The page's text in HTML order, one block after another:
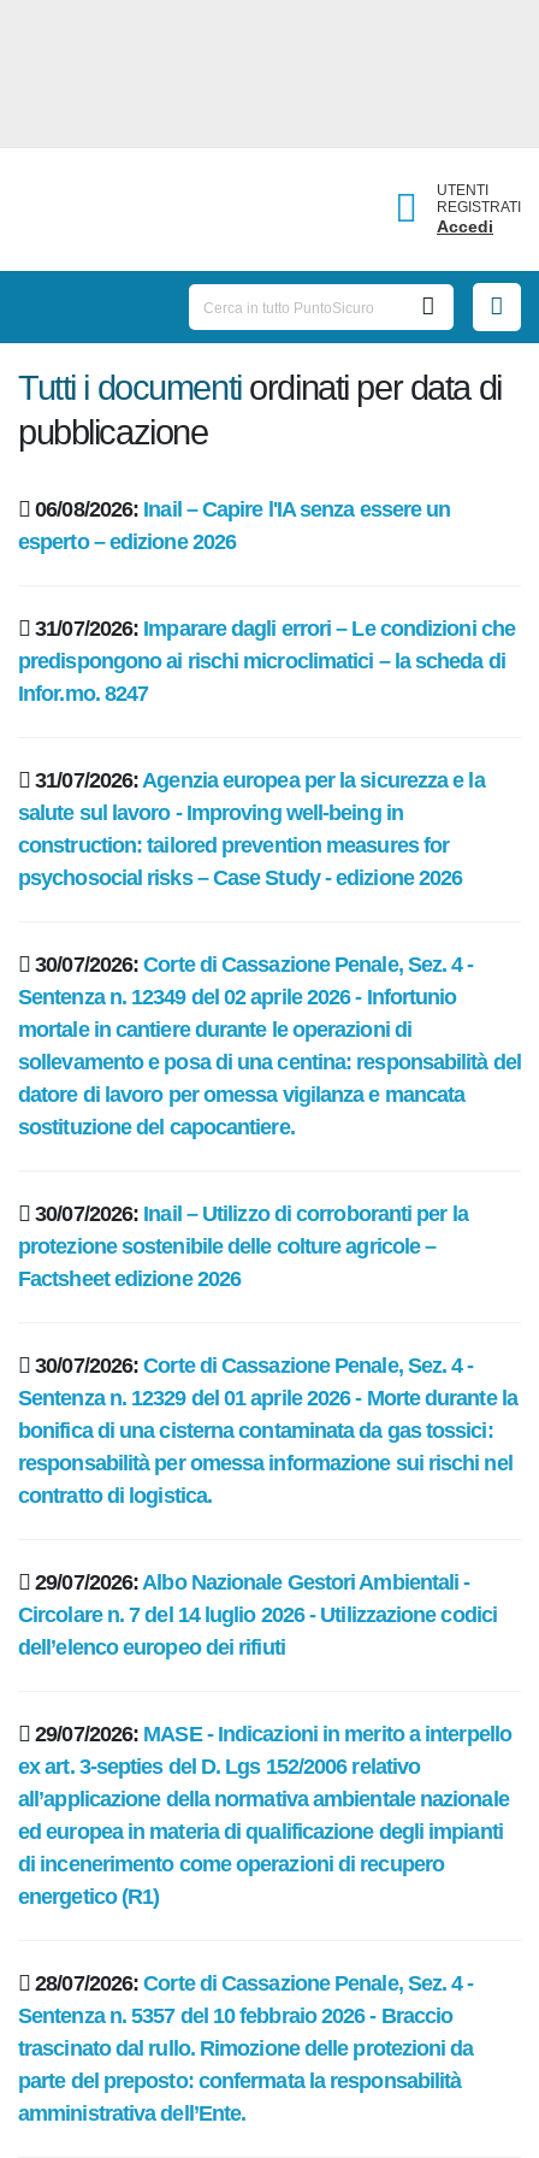
UTENTI
REGISTRATI
Accedi
Tutti i documentiordinati per data
di pubblicazione
06/08/2026:Inail – Capire l'IA senza essere un
esperto – edizione 2026
31/07/2026:Imparare dagli errori – Le condizioni che
predispongono ai rischi microclimatici – la scheda di
Infor.mo. 8247
31/07/2026:Agenzia europea per la sicurezza e la
salute sul lavoro - Improving well-being in
construction: tailored prevention measures for
psychosocial risks – Case Study - edizione 2026
30/07/2026:Corte di Cassazione Penale, Sez. 4 -
Sentenza n. 12349 del 02 aprile 2026 - Infortunio
mortale in cantiere durante le operazioni di
sollevamento e posa di una centina: responsabilità del
datore di lavoro per omessa vigilanza e mancata
sostituzione del capocantiere.
30/07/2026:Inail – Utilizzo di corroboranti per la
protezione sostenibile delle colture agricole –
Factsheet edizione 2026
30/07/2026:Corte di Cassazione Penale, Sez. 4 -
Sentenza n. 12329 del 01 aprile 2026 - Morte durante la
bonifica di una cisterna contaminata da gas tossici:
responsabilità per omessa informazione sui rischi nel
contratto di logistica.
29/07/2026:Albo Nazionale Gestori Ambientali -
Circolare n. 7 del 14 luglio 2026 - Utilizzazione codici
dell’elenco europeo dei rifiuti
29/07/2026:MASE - Indicazioni in merito a interpello
ex art. 3-septies del D. Lgs 152/2006 relativo
all’applicazione della normativa ambientale nazionale
ed europea in materia di qualificazione degli impianti
di incenerimento come operazioni di recupero
energetico (R1)
28/07/2026:Corte di Cassazione Penale, Sez. 4 -
Sentenza n. 5357 del 10 febbraio 2026 - Braccio
trascinato dal rullo. Rimozione delle protezioni da
parte del preposto: confermata la responsabilità
amministrativa dell’Ente.